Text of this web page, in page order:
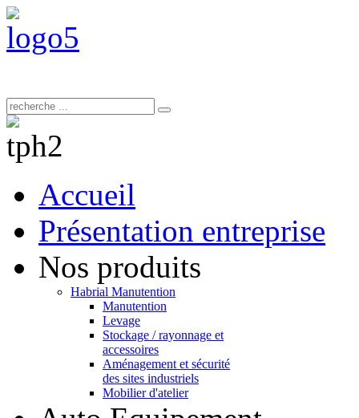
Accueil
Présentation entreprise
Nos produits
Habrial Manutention
Manutention
Levage
Stockage / rayonnage et
accessoires
Aménagement et sécurité
des sites industriels
Mobilier d'atelier